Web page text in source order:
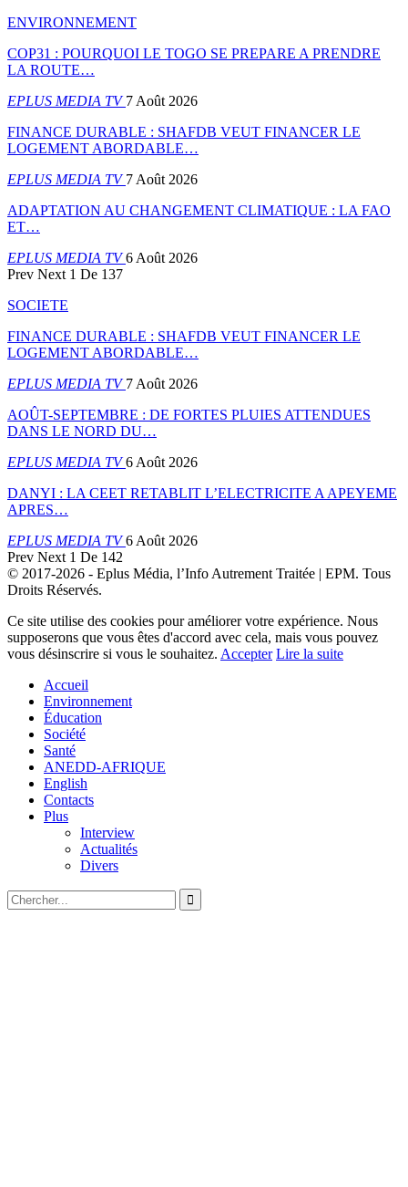
ENVIRONNEMENT
COP31 : POURQUOI LE TOGO SE PREPARE A PRENDRE
LA ROUTE…
EPLUS MEDIA TV7 Août 2026
FINANCE DURABLE : SHAFDB VEUT FINANCER LE
LOGEMENT ABORDABLE…
EPLUS MEDIA TV7 Août 2026
ADAPTATION AU CHANGEMENT CLIMATIQUE : LA FAO
ET…
EPLUS MEDIA TV6 Août 2026
Prev Next 1 De 137
SOCIETE
FINANCE DURABLE : SHAFDB VEUT FINANCER LE
LOGEMENT ABORDABLE…
EPLUS MEDIA TV7 Août 2026
AOÛT-SEPTEMBRE : DE FORTES PLUIES ATTENDUES
DANS LE NORD DU…
EPLUS MEDIA TV6 Août 2026
DANYI : LA CEET RETABLIT L’ELECTRICITE A APEYEME
APRES…
EPLUS MEDIA TV6 Août 2026
Prev Next 1 De 142
© 2017-2026 - Eplus Média, l’Info Autrement Traitée | EPM. Tous
Droits Réservés.
Ce site utilise des cookies pour améliorer votre expérience. Nous
supposerons que vous êtes d'accord avec cela, mais vous pouvez
vous désinscrire si vous le souhaitez. Accepter Lire la suite
Accueil
Environnement
Éducation
Société
Santé
ANEDD-AFRIQUE
English
Contacts
Plus
Interview
Actualités
Divers